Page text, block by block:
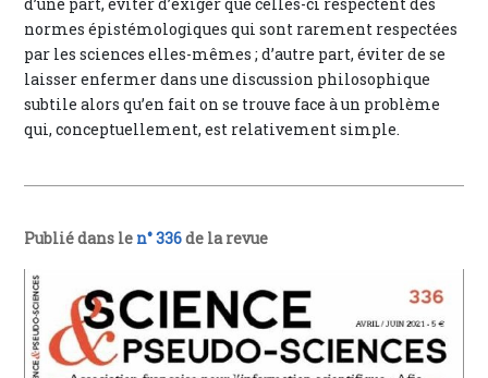
normes épistémologiques qui sont rarement respectées
par les sciences elles-mêmes ; d’autre part, éviter de se
laisser enfermer dans une discussion philosophique
subtile alors qu’en fait on se trouve face à un problème
qui, conceptuellement, est relativement simple.
Publié dans le n° 336de la revue